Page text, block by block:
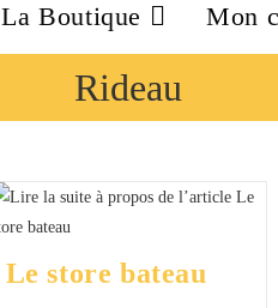
La Boutique Mon
Rideau
Le store bateau